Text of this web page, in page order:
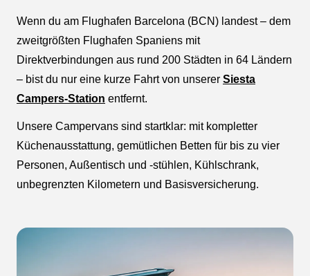
Wenn du am Flughafen Barcelona (BCN) landest – dem
zweitgrößten Flughafen Spaniens mit
Direktverbindungen aus rund 200 Städten in 64 Ländern
– bist du nur eine kurze Fahrt von unserer Siesta
Campers-Station entfernt.
Unsere Campervans sind startklar: mit kompletter
Küchenausstattung, gemütlichen Betten für bis zu vier
Personen, Außentisch und -stühlen, Kühlschrank,
unbegrenzten Kilometern und Basisversicherung.